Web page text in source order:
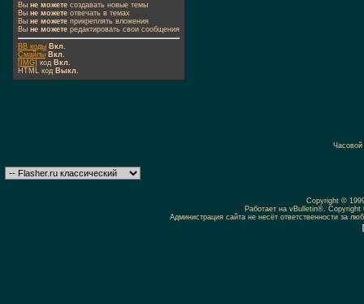
Вы не можете создавать новые темы
Вы не можете отвечать в темах
Вы не можете прикреплять вложения
Вы не можете редактировать свои сообщения
BB коды Вкл.
Смайлы Вкл.
[IMG] код Вкл.
HTML код Выкл.
Copyright ©
Работает на vBulletin®.
Администрация сайта не несёт ответственности за